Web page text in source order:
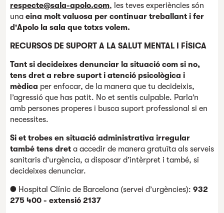
respecte@sala-apolo.com, les teves experiències són
una eina molt valuosa per continuar treballant i fer
d'Apolo la sala que totxs volem.
RECURSOS DE SUPORT A LA SALUT MENTAL I FÍSICA
Tant si decideixes denunciar la situació com si no,
tens dret a rebre suport i atenció psicològica i
mèdica per enfocar, de la manera que tu decideixis,
l’agressió que has patit. No et sentis culpable. Parla’n
amb persones properes i busca suport professional si en
necessites.
Si et trobes en situació administrativa irregular
també tens dret a accedir de manera gratuïta als serveis
sanitaris d’urgència, a disposar d’intèrpret i també, si
decideixes denunciar.
● Hospital Clínic de Barcelona (servei d’urgències): 932
275 400 - extensió 2137